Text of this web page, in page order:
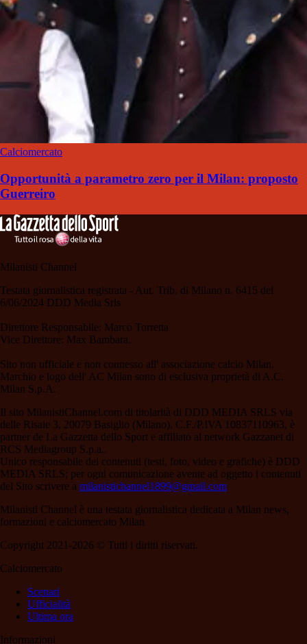
Calciomercato
Opportunità a parametro zero per il Milan: proposto
Guerreiro
Milanisti Channel
Testata giornalistica registrata - Aut. Trib. di Milano n. 6415 del
6/06/2024 DDD Media Srls
Direttore Responsabile: Marco Torretta
Vice Direttore: Max Bambara.
Sito non ufficiale e non connesso all' associazione calcio Milan.
Marchio e logo dell' AC Milan sono di esclusiva proprietà di A.C.
Milan S.p.A.
Il sito MilanistiChannel.com di titolarità di DDD MEDIA SRLS via
delle Risaie 3, 20079 Basiglio (Milano), C.F./P.IVA 10837110963, è
partner de La Gazzetta dello Sport e affiliato al network Gazzanet di
RCS Mediagroup S.p.a..
Unico responsabile dei contenuti (testi, foto, video e grafiche) è DDD
MEDIA SRLS; per ogni comunicazione avente ad oggetto i contenuti
del Sito scrivere a milanistichannel1899@gmail.com
Milanisti Channel è una testata giornalistica dedicata a Milan news,
formazioni e calciomercato Milan
Copyright 2021-2026 © Tutti i diritti riservati.
Calciomercato
Scenari
Ufficialità
Ultima ora
Informazioni